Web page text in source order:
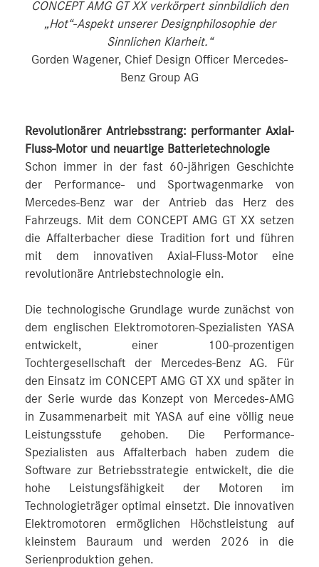
CONCEPT AMG GT XX verkörpert sinnbildlich den
„Hot“-Aspekt unserer Designphilosophie der
Sinnlichen Klarheit.“
Gorden Wagener, Chief Design Officer Mercedes-
Benz Group AG
Revolutionärer Antriebsstrang: performanter Axial-
Fluss-Motor und neuartige Batterietechnologie
Schon immer in der fast 60-jährigen Geschichte
der Performance- und Sportwagenmarke von
Mercedes‑Benz war der Antrieb das Herz des
Fahrzeugs. Mit dem CONCEPT AMG GT XX setzen
die Affalterbacher diese Tradition fort und führen
mit dem innovativen Axial-Fluss-Motor eine
revolutionäre Antriebstechnologie ein.
Die technologische Grundlage wurde zunächst von
dem englischen Elektromotoren-Spezialisten YASA
entwickelt, einer 100-prozentigen
Tochtergesellschaft der Mercedes-Benz AG. Für
den Einsatz im CONCEPT AMG GT XX und später in
der Serie wurde das Konzept von Mercedes-AMG
in Zusammenarbeit mit YASA auf eine völlig neue
Leistungsstufe gehoben. Die Performance-
Spezialisten aus Affalterbach haben zudem die
Software zur Betriebsstrategie entwickelt, die die
hohe Leistungsfähigkeit der Motoren im
Technologieträger optimal einsetzt. Die innovativen
Elektromotoren ermöglichen Höchstleistung auf
kleinstem Bauraum und werden 2026 in die
Serienproduktion gehen.